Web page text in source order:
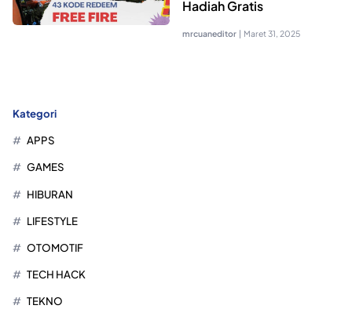
Hadiah Gratis
mrcuaneditor | Maret 31, 2025
Kategori
APPS
GAMES
HIBURAN
LIFESTYLE
OTOMOTIF
TECH HACK
TEKNO